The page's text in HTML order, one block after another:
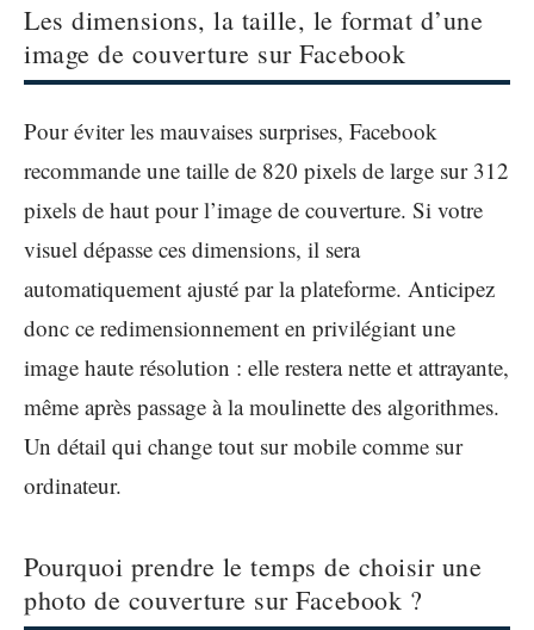
Les dimensions, la taille, le format d’une
image de couverture sur Facebook
Pour éviter les mauvaises surprises, Facebook
recommande une taille de 820 pixels de large sur 312
pixels de haut pour l’image de couverture. Si votre
visuel dépasse ces dimensions, il sera
automatiquement ajusté par la plateforme. Anticipez
donc ce redimensionnement en privilégiant une
image haute résolution : elle restera nette et attrayante,
même après passage à la moulinette des algorithmes.
Un détail qui change tout sur mobile comme sur
ordinateur.
Pourquoi prendre le temps de choisir une
photo de couverture sur Facebook ?